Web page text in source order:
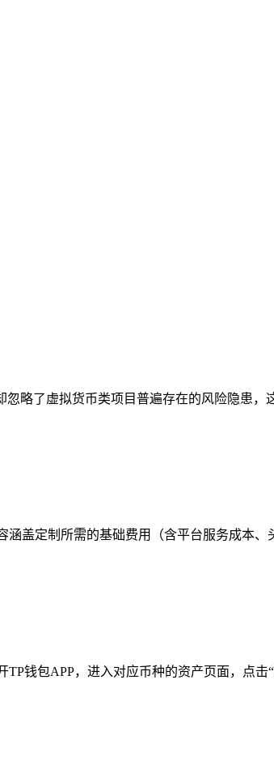
略了虚拟货币类项目普遍存在的风险隐患，
盖定制所需的基础费用（含平台服务成本
钱包APP，进入对应币种的资产页面，点击